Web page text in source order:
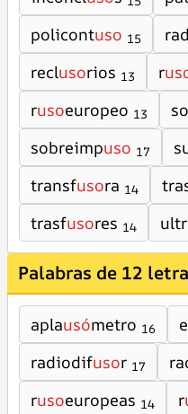
policontuso 15
reclusorios 13 r
rusoeuropeo 13
sobreimpuso 17
transfusora 14
trasfusores 14
Palabras de 12
aplausómetro 16 e
radiodifusor 17
rusoeuropeas 14 r